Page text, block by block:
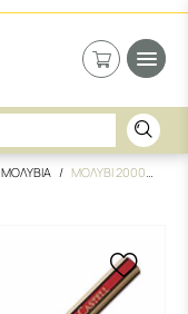
ΜΟΛΥΒΙΑ
ΜΟΛΥΒΙ 2000